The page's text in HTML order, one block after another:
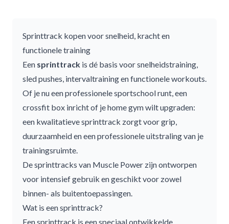
Sprinttrack kopen voor snelheid, kracht en
functionele training
Een sprinttrack is dé basis voor snelheidstraining,
sled pushes, intervaltraining en functionele workouts.
Of je nu een professionele sportschool runt, een
crossfit box inricht of je home gym wilt upgraden:
een kwalitatieve sprinttrack zorgt voor grip,
duurzaamheid en een professionele uitstraling van je
trainingsruimte.
De sprinttracks van Muscle Power zijn ontworpen
voor intensief gebruik en geschikt voor zowel
binnen- als buitentoepassingen.
Wat is een sprinttrack?
Een sprinttrack is een speciaal ontwikkelde